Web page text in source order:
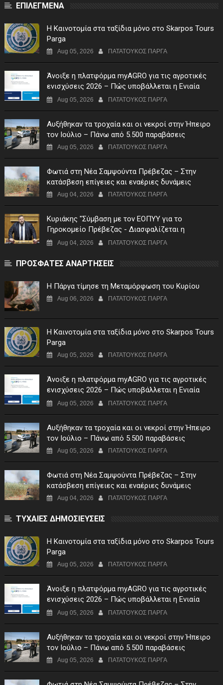
ΕΠΙΛΕΓΜΕΝΑ
Η Καινοτομία στα ταξίδια μόνο στο Skarpos Tours
Parga
Aug 05, 2026 ΠΑΤΑΤΟΥΚΟΣ ΠΑΡΓΑ
Άνοιξε η πλατφόρμα myAGRO για τις αγροτικές
ενισχύσεις 2026 – Πώς υποβάλλεται η Ενιαία
Αίτηση Ενίσχυσης
Aug 05, 2026 ΠΑΤΑΤΟΥΚΟΣ ΠΑΡΓΑ
Αυξήθηκαν τα τροχαία και οι νεκροί στην Ήπειρο
τον Ιούλιο – Πάνω από 5.500 παραβάσεις
Aug 05, 2026 ΠΑΤΑΤΟΥΚΟΣ ΠΑΡΓΑ
Φωτιά στη Νέα Σαμψούντα Πρέβεζας – Στην
κατάσβεση επίγειες και εναέριες δυνάμεις
Aug 04, 2026 ΠΑΤΑΤΟΥΚΟΣ ΠΑΡΓΑ
Κυριάκης "Σύμβαση με τον ΕΟΠΥΥ για το
Γηροκομείο Πρέβεζας - Διασφαλίζεται η
χρηματοδότηση της λειτουργίας του"
Aug 04, 2026 ΠΑΤΑΤΟΥΚΟΣ ΠΑΡΓΑ
ΠΡΟΣΦΑΤΕΣ ΑΝΑΡΤΗΣΕΙΣ
Η Πάργα τίμησε τη Μεταμόρφωση του Κυρίου
Aug 06, 2026 ΠΑΤΑΤΟΥΚΟΣ ΠΑΡΓΑ
Η Καινοτομία στα ταξίδια μόνο στο Skarpos Tours
Parga
Aug 05, 2026 ΠΑΤΑΤΟΥΚΟΣ ΠΑΡΓΑ
Άνοιξε η πλατφόρμα myAGRO για τις αγροτικές
ενισχύσεις 2026 – Πώς υποβάλλεται η Ενιαία
Αίτηση Ενίσχυσης
Aug 05, 2026 ΠΑΤΑΤΟΥΚΟΣ ΠΑΡΓΑ
Αυξήθηκαν τα τροχαία και οι νεκροί στην Ήπειρο
τον Ιούλιο – Πάνω από 5.500 παραβάσεις
Aug 05, 2026 ΠΑΤΑΤΟΥΚΟΣ ΠΑΡΓΑ
Φωτιά στη Νέα Σαμψούντα Πρέβεζας – Στην
κατάσβεση επίγειες και εναέριες δυνάμεις
Aug 04, 2026 ΠΑΤΑΤΟΥΚΟΣ ΠΑΡΓΑ
ΤΥΧΑΙΕΣ ΔΗΜΟΣΙΕΥΣΕΙΣ
Η Καινοτομία στα ταξίδια μόνο στο Skarpos Tours
Parga
Aug 05, 2026 ΠΑΤΑΤΟΥΚΟΣ ΠΑΡΓΑ
Άνοιξε η πλατφόρμα myAGRO για τις αγροτικές
ενισχύσεις 2026 – Πώς υποβάλλεται η Ενιαία
Αίτηση Ενίσχυσης
Aug 05, 2026 ΠΑΤΑΤΟΥΚΟΣ ΠΑΡΓΑ
Αυξήθηκαν τα τροχαία και οι νεκροί στην Ήπειρο
τον Ιούλιο – Πάνω από 5.500 παραβάσεις
Aug 05, 2026 ΠΑΤΑΤΟΥΚΟΣ ΠΑΡΓΑ